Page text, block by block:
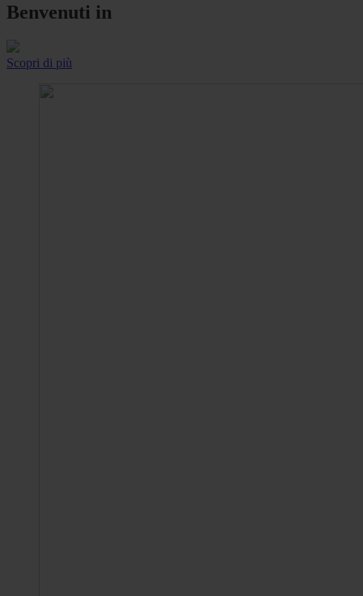
Benvenuti in
Scopri di più